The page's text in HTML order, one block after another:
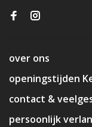
over ons
openingstijden
contact &
persoonlijk